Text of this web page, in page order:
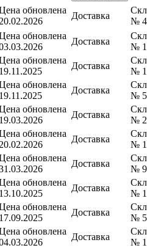
обновлена
20.02.2026
Доставка
№
обновлена
Доставка
№
обновлена
19.11.2025
Доставка
№
обновлена
19.11.2025
Доставка
№
обновлена
19.03.2026
Доставка
№
обновлена
20.02.2026
Доставка
№
обновлена
Доставка
№
обновлена
13.10.2025
Доставка
№
обновлена
17.09.2025
Доставка
№
обновлена
Доставка
№